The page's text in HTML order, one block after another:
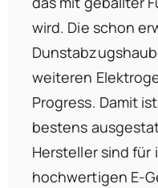
wird. Die schon
weiteren
Progress. Damit
bestens
Hersteller sind für
hochwertigen E-